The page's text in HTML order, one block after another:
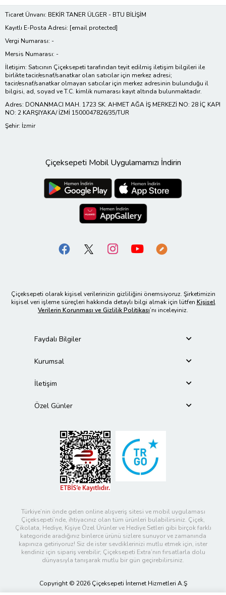
Ticaret Ünvanı: BEKİR TANER ÜLGER - BTU BİLİŞİM
Kayıtlı E-Posta Adresi: [email protected]
Vergi Numarası: -
Mersis Numarası: -
İletişim: Satıcının Çiçeksepeti tarafından teyit edilmiş iletişim bilgileri ile
birlikte tacir/esnaf/sanatkar olan satıcılar için merkez adresi;
tacir/esnaf/sanatkar olmayan satıcılar için merkez adresinin bulunduğu il
bilgisi, ad, soyad ve T.C. kimlik numarası kayıt altında bulunmaktadır.
Adres: DONANMACI MAH. 1723 SK. AHMET AĞA İŞ MERKEZİ NO: 28 İÇ KAPI
NO: 2 KARŞIYAKA/ İZMİ 1500047826/35/TUR
Şehir: İzmir
Çiçeksepeti Mobil Uygulamamızı İndirin
Çiçeksepeti olarak kişisel verilerinizin gizliliğini önemsiyoruz. Şirketimizin
kişisel veri işleme süreçleri hakkında detaylı bilgi almak için lütfen Kişisel
Verilerin Korunması ve Gizlilik Politikası’nı inceleyiniz.
Faydalı Bilgiler
Kurumsal
İletişim
Özel Günler
Türkiye’nin önde gelen online alışveriş sitesi ve mobil uygulaması
Çiçeksepeti’nde, ihtiyacınız olan tüm ürünleri bulabilirsiniz. Çiçek,
Çikolata, Hediye, Kişiye Özel Ürünler ve Hediye Setleri gibi birçok farklı
kategoride aradığınız binlerce ürünü sizlere sunuyor ve zamanında
kapınıza getiriyoruz! Siz de ister sevdiklerinizi mutlu etmek için, ister
kendiniz için sipariş verebilir; Çiçeksepeti Extra’nın fırsatlarla dolu
dünyasıyla tanışarak mutlu bir gün geçirebilirsiniz.
Copyright © 2026 Çiçeksepeti İnternet Hizmetleri A.Ş